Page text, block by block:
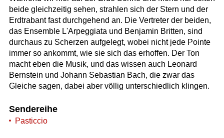
beide gleichzeitig sehen, strahlen sich der Stern und der
Erdtrabant fast durchgehend an. Die Vertreter der beiden,
das Ensemble L'Arpeggiata und Benjamin Britten, sind
durchaus zu Scherzen aufgelegt, wobei nicht jede Pointe
immer so ankommt, wie sie sich das erhoffen. Der Ton
macht eben die Musik, und das wissen auch Leonard
Bernstein und Johann Sebastian Bach, die zwar das
Gleiche sagen, dabei aber völlig unterschiedlich klingen.
Sendereihe
Pasticcio